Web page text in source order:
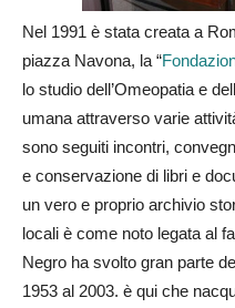
Nel 1991 è stata creata a
piazza Navona, la “
lo studio dell’Omeopatia e
umana attraverso varie
sono seguiti incontri,
e conservazione di libri e
un vero e proprio archivio
locali è come noto legata al
Negro ha svolto gran parte
1953 al 2003. è qui che